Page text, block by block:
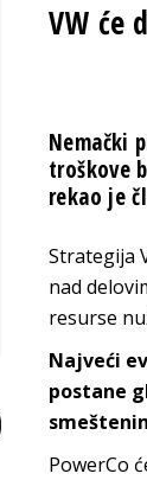
VW će
Nemački
troškove
rekao je
Strategija
nad
resurse
Najveći
postane
PowerCo